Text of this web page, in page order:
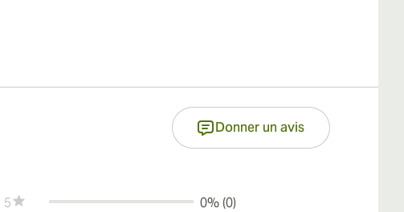
Donner un avis
5
0% (0)